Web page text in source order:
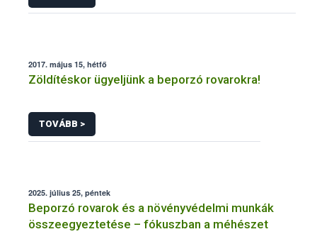
2017. május 15, hétfő
Zöldítéskor ügyeljünk a beporzó rovarokra!
TOVÁBB >
2025. július 25, péntek
Beporzó rovarok és a növényvédelmi munkák
összeegyeztetése – fókuszban a méhészet